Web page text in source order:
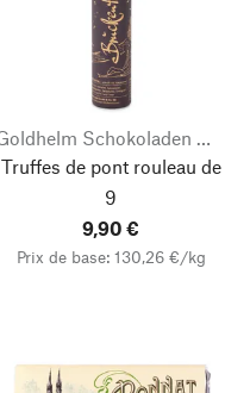
Truffes de pont rouleau de
9
9,90 €
Prix de base: 130,26 €/kg